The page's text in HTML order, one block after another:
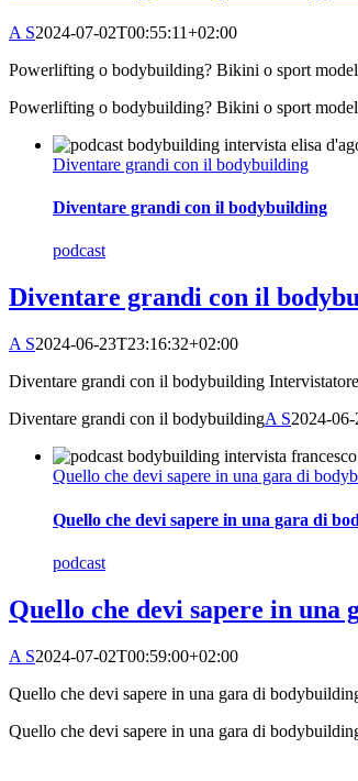
A S2024-07-02T00:55:11+02:00
Powerlifting o bodybuilding? Bikini o sport
Powerlifting o bodybuilding? Bikini o sport
Diventare grandi con il bodybuilding
Diventare grandi con il bodybuilding
podcast
Diventare grandi con il
A S2024-06-23T23:16:32+02:00
Diventare grandi con il bodybuilding
Diventare grandi con il bodybuildingA S2024-
Quello che devi sapere in una gara di
Quello che devi sapere in una gara di
podcast
Quello che devi sapere in una
A S2024-07-02T00:59:00+02:00
Quello che devi sapere in una gara di
Quello che devi sapere in una gara di